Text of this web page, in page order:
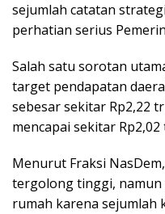
sejumlah catatan
perhatian serius
Salah satu sorotan
target pendapatan
sebesar sekitar Rp2,22
mencapai sekitar
Menurut Fraksi
tergolong tinggi, namun
rumah karena sejumlah